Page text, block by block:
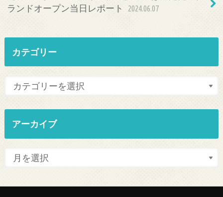
ランドオープン当日レポート
2024.06.07
カテゴリー
アーカイブ